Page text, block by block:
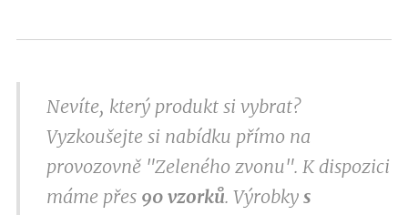
Nevíte, který produkt si vybrat?
Vyzkoušejte si nabídku přímo na
provozovně "Zeleného zvonu". K dispozici
máme přes 90 vzorků. Výrobky s